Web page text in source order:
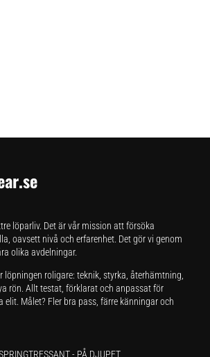
löparliv. Det är vår mission att försöka
oavsett nivå och erfarenhet. Det gör vi genom
olika avdelningar.
löpningen roligare: teknik, styrka, återhämtning,
rön. Allt testat, förklarat och anpassat för
elit. Målet? Fler bra pass, färre känningar och
- PÅ DJUPET